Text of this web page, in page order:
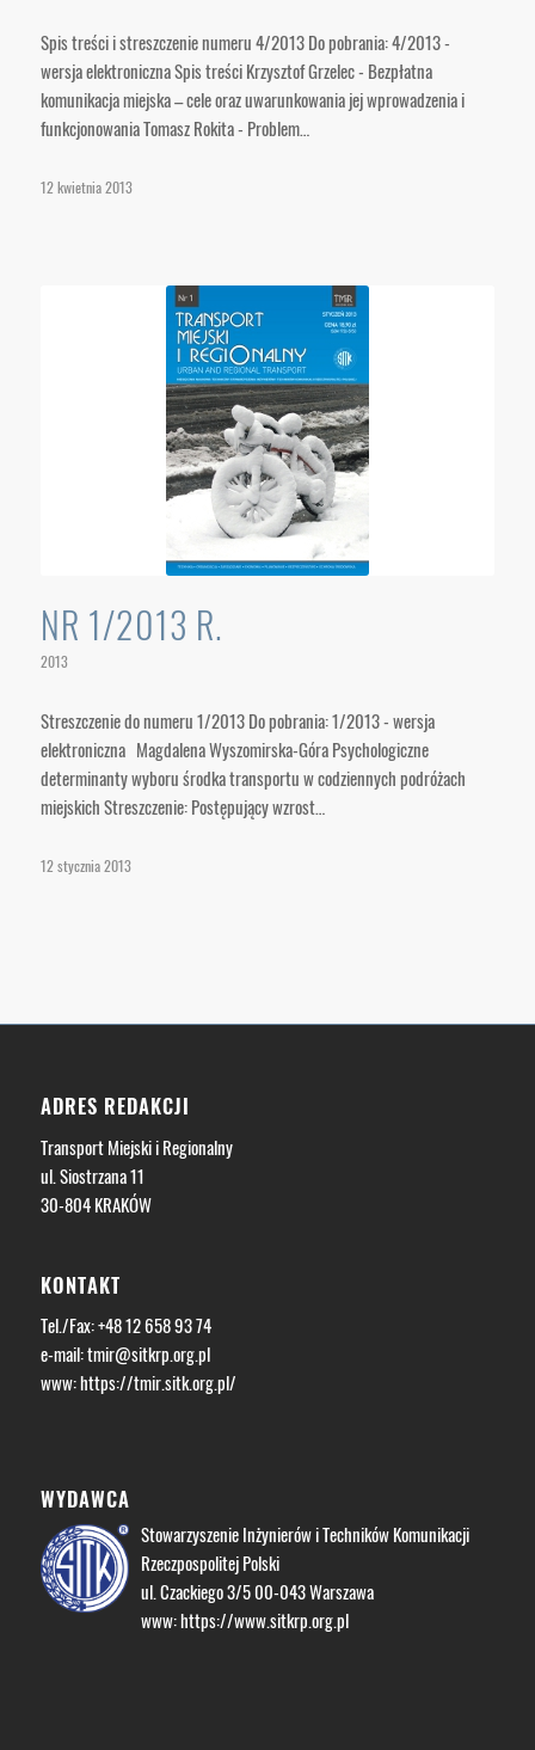
Spis treści i streszczenie numeru 4/2013 Do pobrania: 4/2013 -
wersja elektroniczna Spis treści Krzysztof Grzelec - Bezpłatna
komunikacja miejska – cele oraz uwarunkowania jej wprowadzenia i
funkcjonowania Tomasz Rokita - Problem…
12 kwietnia 2013
NR 1/2013 R.
2013
Streszczenie do numeru 1/2013 Do pobrania: 1/2013 - wersja
elektroniczna Magdalena Wyszomirska-Góra Psychologiczne
determinanty wyboru środka transportu w codziennych podróżach
miejskich Streszczenie: Postępujący wzrost…
12 stycznia 2013
ADRES REDAKCJI
Transport Miejski i Regionalny
ul. Siostrzana 11
30-804 KRAKÓW
KONTAKT
Tel./Fax: +48 12 658 93 74
e-mail:tmir@sitkrp.org.pl
www:https://tmir.sitk.org.pl/
WYDAWCA
Stowarzyszenie Inżynierów i Techników Komunikacji
Rzeczpospolitej Polski
ul. Czackiego 3/5 00-043 Warszawa
www:https://www.sitkrp.org.pl